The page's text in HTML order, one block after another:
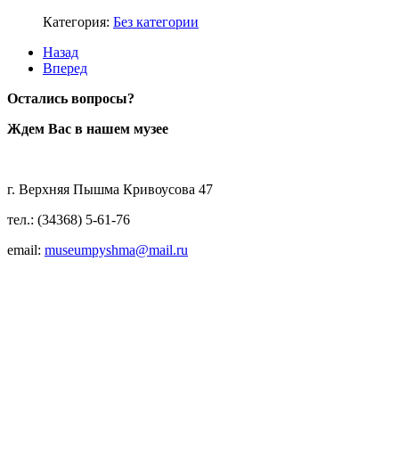
Категория: Без категории
Назад
Вперед
Остались вопросы?
Ждем Вас в нашем музее
г. Верхняя Пышма Кривоусова 47
тел.: (34368) 5-61-76
email: museumpyshma@mail.ru